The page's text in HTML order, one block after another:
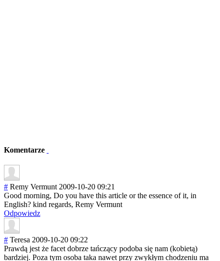
Komentarze
# Remy Vermunt 2009-10-20 09:21
Good morning, Do you have this article or the essence of it, in
English? kind regards, Remy Vermunt
Odpowiedz
# Teresa 2009-10-20 09:22
Prawdą jest że facet dobrze tańczący podoba się nam (kobietą)
bardziej. Poza tym osoba taka nawet przy zwykłym chodzeniu ma